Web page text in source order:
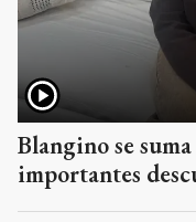
Blangino se
importantes